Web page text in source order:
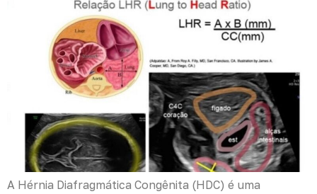
A Hérnia Diafragmática Congênita (HDC) é uma